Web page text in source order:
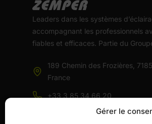
Gérer le
Leaders dans les systèmes
accompagnant les professionnels
fiables et efficaces. Partie du
189 Chemin des Frozières,
France
+33 3 85 34 66 20
commercial@zemper.com